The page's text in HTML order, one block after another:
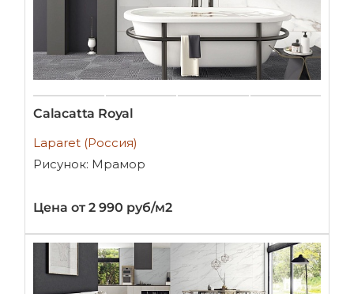
Calacatta Royal
Laparet (Россия)
Рисунок: Мрамор
Цена от 2 990 руб/м2